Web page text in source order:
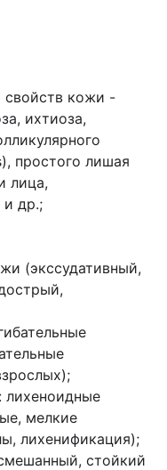
кожи -
ихтиоза,
простого лишая
лица,
и др.;
(экссудативный,
мелкие
лихенификация);
стойкий